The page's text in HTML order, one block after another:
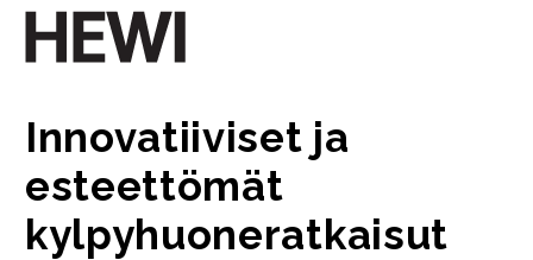
Innovatiiviset ja
esteettömät
kylpyhuoneratkaisut